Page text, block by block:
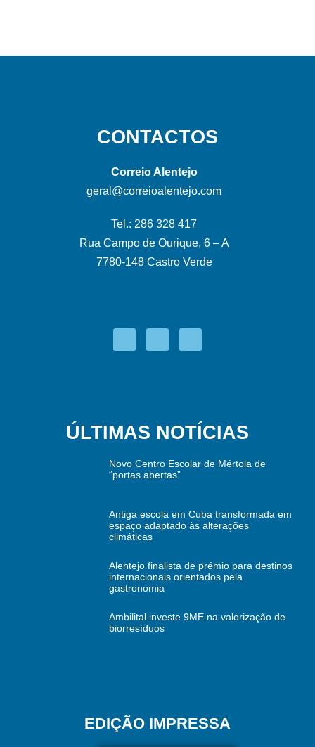
CONTACTOS
Correio Alentejo
geral@correioalentejo.com
Tel.: 286 328 417
Rua Campo de Ourique, 6 – A
7780-148 Castro Verde
ÚLTIMAS NOTÍCIAS
Novo Centro Escolar de Mértola de
“portas abertas”
Antiga escola em Cuba transformada em
espaço adaptado às alterações
climáticas
Alentejo finalista de prémio para destinos
internacionais orientados pela
gastronomia
Ambilital investe 9ME na valorização de
biorresíduos
EDIÇÃO IMPRESSA